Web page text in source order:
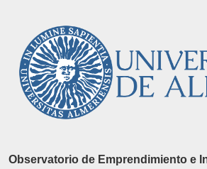
Observatorio de Emprendimiento e